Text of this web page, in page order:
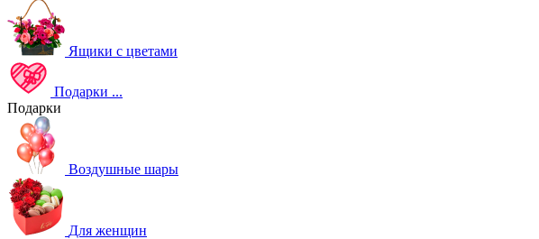
Ящики с цветами
Подарки ...
Подарки
Воздушные шары
Для женщин